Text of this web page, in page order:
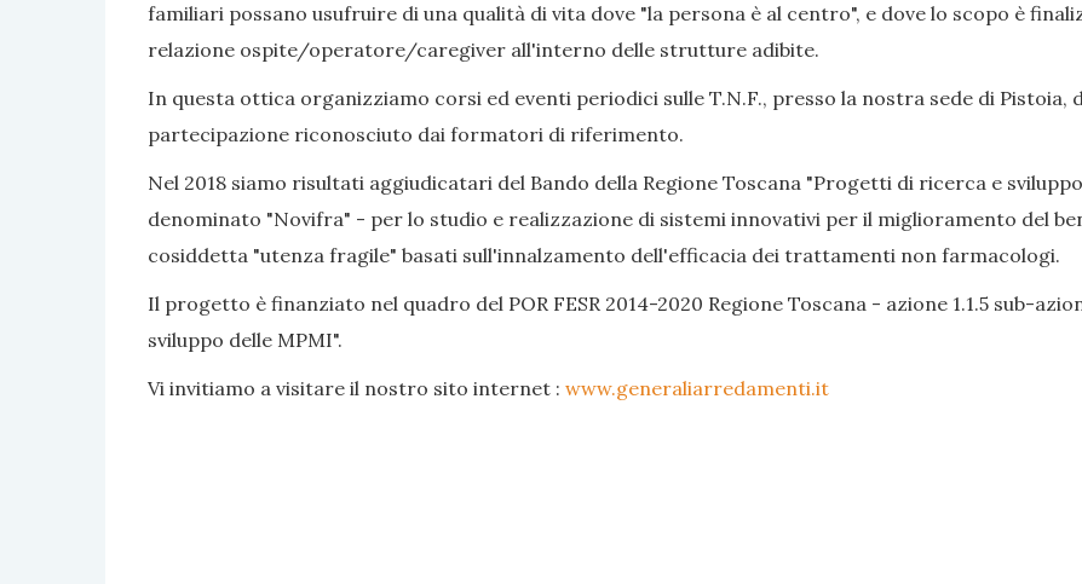
familiari possano usufruire di una qualità di vita dove "la persona è al centro", e dove lo scopo è
relazione ospite/operatore/caregiver all'interno delle strutture adibite.
In questa ottica organizziamo corsi ed eventi periodici sulle T.N.F., presso la nostra sede di
partecipazione riconosciuto dai formatori di riferimento.
Nel 2018 siamo risultati aggiudicatari del Bando della Regione Toscana "Progetti di ricerca e
denominato "Novifra" - per lo studio e realizzazione di sistemi innovativi per il miglioramento del
cosiddetta "utenza fragile" basati sull'innalzamento dell'efficacia dei trattamenti non farmacologi.
Il progetto è finanziato nel quadro del POR FESR 2014-2020 Regione Toscana - azione 1.1.5 sub-
sviluppo delle MPMI".
Vi invitiamo a visitare il nostro sito internet : www.generaliarredamenti.it